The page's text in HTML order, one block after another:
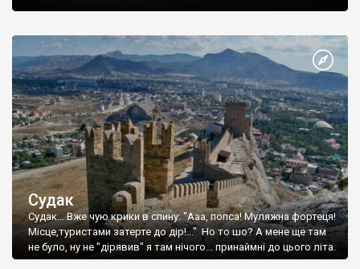
Судак
Судак... Вже чую крики в спину: "Ааа, попса! Муляжна фортеця!
Місце,туристами затерте до дір!..." Но то шо? А мене ще там
не було, ну не "дірявив" я там нічого... принаймні до цього літа.